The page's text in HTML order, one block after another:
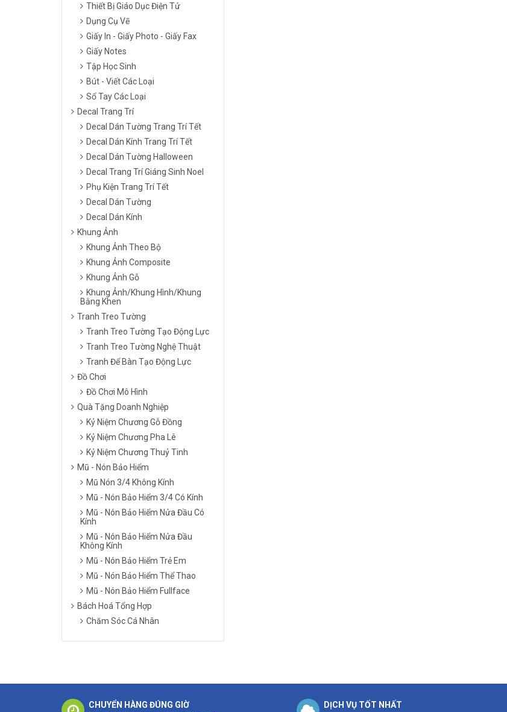
Thiết Bị Giáo Dục Điện Tử
Dụng Cụ Vẽ
Giấy In - Giấy Photo - Giấy Fax
Giấy Notes
Tập Học Sinh
Bút - Viết Các Loại
Sổ Tay Các Loại
Decal Trang Trí
Decal Dán Tường Trang Trí Tết
Decal Dán Kính Trang Trí Tết
Decal Dán Tường Halloween
Decal Trang Trí Giáng Sinh Noel
Phụ Kiện Trang Trí Tết
Decal Dán Tường
Decal Dán Kính
Khung Ảnh
Khung Ảnh Theo Bộ
Khung Ảnh Composite
Khung Ảnh Gỗ
Khung Ảnh/Khung Hình/Khung
Bằng Khen
Tranh Treo Tường
Tranh Treo Tường Tạo Động Lực
Tranh Treo Tường Nghệ Thuật
Tranh Để Bàn Tạo Động Lực
Đồ Chơi
Đồ Chơi Mô Hình
Quà Tặng Doanh Nghiệp
Kỷ Niệm Chương Gỗ Đồng
Kỷ Niệm Chương Pha Lê
Kỷ Niệm Chương Thuỷ Tinh
Mũ - Nón Bảo Hiểm
Mũ Nón 3/4 Không Kính
Mũ - Nón Bảo Hiểm 3/4 Có Kính
Mũ - Nón Bảo Hiểm Nửa Đầu Có
Kính
Mũ - Nón Bảo Hiểm Nửa Đầu
Không Kính
Mũ - Nón Bảo Hiểm Trẻ Em
Mũ - Nón Bảo Hiểm Thể Thao
Mũ - Nón Bảo Hiểm Fullface
Bách Hoá Tổng Hợp
Chăm Sóc Cá Nhân
CHUYỂN HÀNG ĐÚNG GIỜ
DỊCH VỤ TỐT NHẤT